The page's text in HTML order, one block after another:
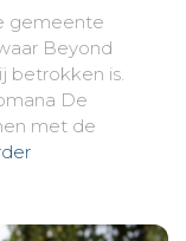
gemeente
Beyond
betrokken is.
De
met de